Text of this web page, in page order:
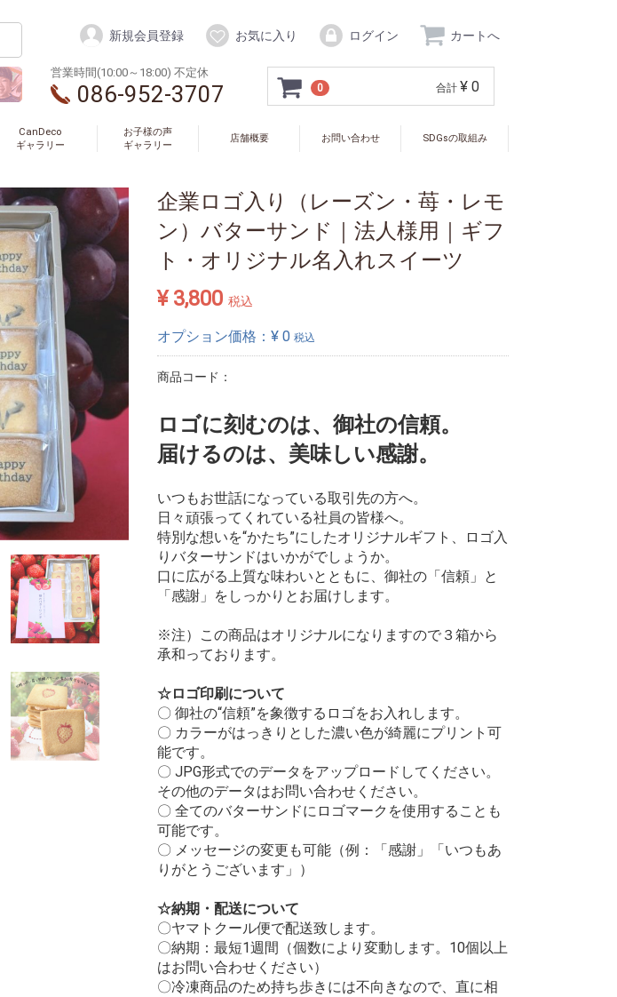
新規会員登録 お気に入り ログイン カートへ
営業時間(10:00～18:00) 不定休
086-952-3707 0 合計 ¥ 0
CanDeco
ギャラリー
お子様の声
ギャラリー
店舗概要 お問い合わせ SDGsの取組み
企業ロゴ入り（レーズン・苺・レモ
ン）バターサンド｜法人様用｜ギフ
ト・オリジナル名入れスイーツ
¥ 3,800 税込
オプション価格：¥ 0 税込
商品コード：
ロゴに刻むのは、御社の信頼。
届けるのは、美味しい感謝。
いつもお世話になっている取引先の方へ。
日々頑張ってくれている社員の皆様へ。
特別な想いを“かたち”にしたオリジナルギフト、ロゴ入
りバターサンドはいかがでしょうか。
口に広がる上質な味わいとともに、御社の「信頼」と
「感謝」をしっかりとお届けします。
※注）この商品はオリジナルになりますので３箱から
承和っております。
☆ロゴ印刷について
〇 御社の“信頼”を象徴するロゴをお入れします。
〇 カラーがはっきりとした濃い色が綺麗にプリント可
能です。
〇 JPG形式でのデータをアップロードしてください。
その他のデータはお問い合わせください。
〇 全てのバターサンドにロゴマークを使用することも
可能です。
〇 メッセージの変更も可能（例：「感謝」「いつもあ
りがとうございます」）
☆納期・配送について
〇ヤマトクール便で配送致します。
〇納期：最短1週間（個数により変動します。10個以上
はお問い合わせください）
〇冷凍商品のため持ち歩きには不向きなので、直に相